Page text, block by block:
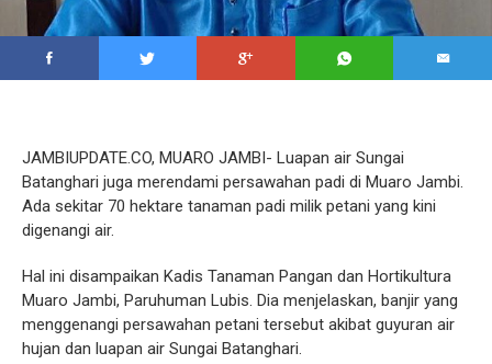
JAMBIUPDATE.CO, MUARO JAMBI- Luapan air Sungai
Batanghari juga merendami persawahan padi di Muaro Jambi.
Ada sekitar 70 hektare tanaman padi milik petani yang kini
digenangi air.
Hal ini disampaikan Kadis Tanaman Pangan dan Hortikultura
Muaro Jambi, Paruhuman Lubis. Dia menjelaskan, banjir yang
menggenangi persawahan petani tersebut akibat guyuran air
hujan dan luapan air Sungai Batanghari.